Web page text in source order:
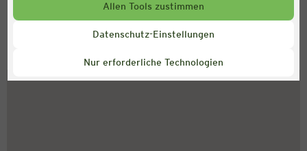
Allen Tools zustimmen
Datenschutz-Einstellungen
Nur erforderliche Technologien
+43 (0) 1 2675 502
Montag bis Freitag 8-18 Uhr
So finden Sie uns